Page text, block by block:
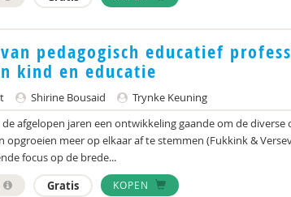
pedagogisch educatief
kind en educatie
Shirine Bousaid
Trynke Keuning
afgelopen jaren een ontwikkeling gaande om de diverse
opgroeien meer op elkaar af te stemmen (Fukkink &
focus op de brede...
Gratis KOPEN